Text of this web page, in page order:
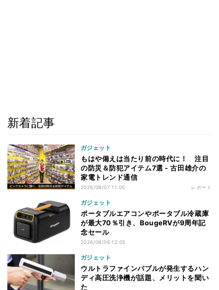
新着記事
ガジェット
もはや備えは当たり前の時代に！ 注目
の防災＆防犯アイテム7選 - 古田雄介の
家電トレンド通信
2026/08/07 11:00 レポート
ガジェット
ポータブルエアコンやポータブル冷蔵庫
が最大70％引き、BougeRVが9周年記
念セール
2026/08/06 12:05
ガジェット
ウルトラファインバブルが発生するハン
ディ高圧洗浄機が話題、メリットを聞い
た